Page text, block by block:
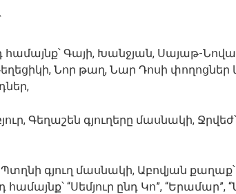
համայնք՝ Գայի, Խանջյան, Սայաթ-
Նոր թաղ, Նար Դոսի փողոցներ
Գեղաշեն գյուղերը մասնակի,
Պտղնի գյուղ մասնակի, Աբովյան
“Սեմյուր ընդ Կո”, “Երամար”,